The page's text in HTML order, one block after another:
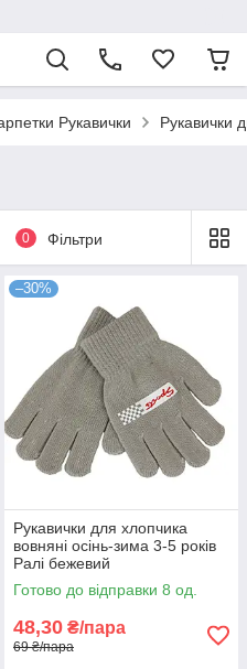
Рукавички Рукавички
0 Фільтри
–30%
Рукавички для хлопчика
вовняні осінь-зима 3-5 років
Ралі бежевий
Готово до відправки 8 од.
48,30 ₴/пара
69 ₴/пара